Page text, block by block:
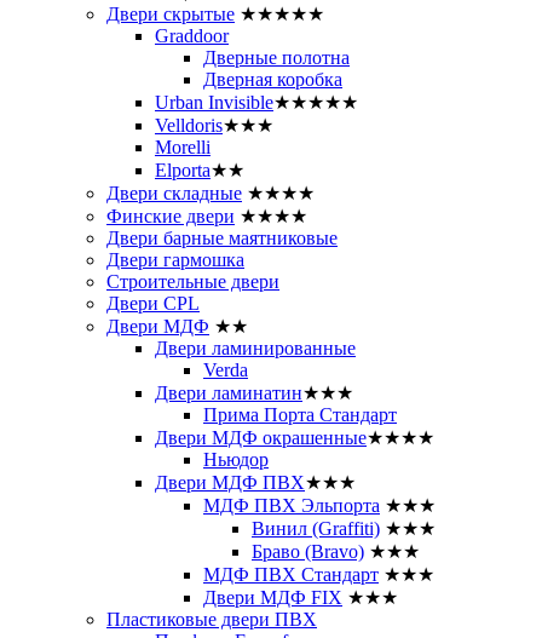
Двери скрытые ★★★★★
Graddoor
Дверные полотна
Дверная коробка
Urban Invisible★★★★★
Velldoris★★★
Morelli
Elporta★★
Двери складные ★★★★
Финские двери ★★★★
Двери барные маятниковые
Двери гармошка
Строительные двери
Двери CРL
Двери МДФ ★★
Двери ламинированные
Verda
Двери ламинатин★★★
Прима Порта Стандарт
Двери МДФ окрашенные★★★★
Ньюдор
Двери МДФ ПВХ★★★
МДФ ПВХ Эльпорта ★★★
Винил (Graffiti) ★★★
Браво (Bravo) ★★★
МДФ ПВХ Стандарт ★★★
Двери МДФ FIX ★★★
Пластиковые двери ПВХ